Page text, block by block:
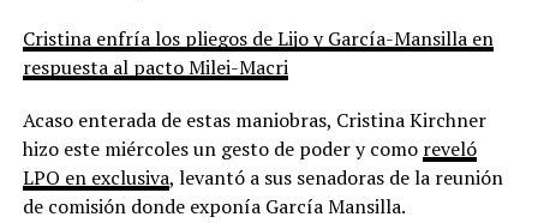
Cristina enfría los pliegos de Lijo y García-Mansilla en
respuesta al pacto Milei-Macri
Acaso enterada de estas maniobras, Cristina Kirchner
hizo este miércoles un gesto de poder y como reveló
LPO en exclusiva, levantó a sus senadoras de la reunión
de comisión donde exponía García Mansilla.